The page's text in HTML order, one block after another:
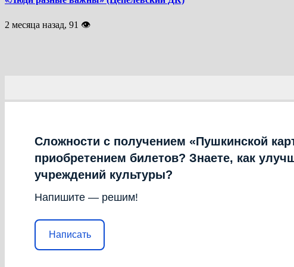
2 месяца назад, 91 👁
Сложности с получением «Пушкинской
приобретением билетов? Знаете, как
учреждений культуры?
Напишите — решим!
Написать